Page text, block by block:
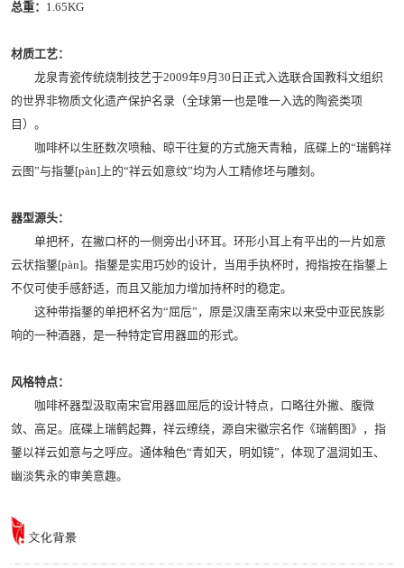
总重： 1.65KG
材质工艺：
龙泉青瓷传统烧制技艺于2009年9月30日正式入选联合国教科文组织
的世界非物质文化遗产保护名录（全球第一也是唯一入选的陶瓷类项
目）。
咖啡杯以生胚数次喷釉、晾干往复的方式施天青釉，底碟上的“瑞鹤祥
云图”与指鋬[pàn]上的“祥云如意纹”均为人工精修坯与雕刻。
器型源头：
单把杯，在撇口杯的一侧旁出小环耳。环形小耳上有平出的一片如意
云状指鋬[pàn]。指鋬是实用巧妙的设计，当用手执杯时，拇指按在指鋬上
不仅可使手感舒适，而且又能加力增加持杯时的稳定。
这种带指鋬的单把杯名为“屈卮”，原是汉唐至南宋以来受中亚民族影
响的一种酒器，是一种特定官用器皿的形式。
风格特点：
咖啡杯器型汲取南宋官用器皿屈卮的设计特点，口略往外撇、腹微
敛、高足。底碟上瑞鹤起舞，祥云缭绕，源自宋徽宗名作《瑞鹤图》，指
鋬以祥云如意与之呼应。通体釉色“青如天，明如镜”，体现了温润如玉、
幽淡隽永的审美意趣。